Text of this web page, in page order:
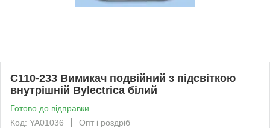
С110-233 Вимикач подвійний з підсвіткою
внутрішній Bylectrica білий
Готово до відправки
Код: YA01036
Опт і роздріб